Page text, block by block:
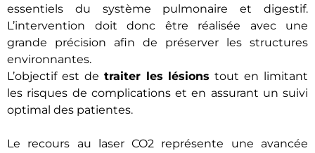
essentiels du système pulmonaire et digestif.
L’intervention doit donc être réalisée avec une
grande précision afin de préserver les structures
environnantes.
L’objectif est de traiter les lésions tout en limitant
les risques de complications et en assurant un suivi
optimal des patientes.
Le recours au laser CO2 représente une avancée